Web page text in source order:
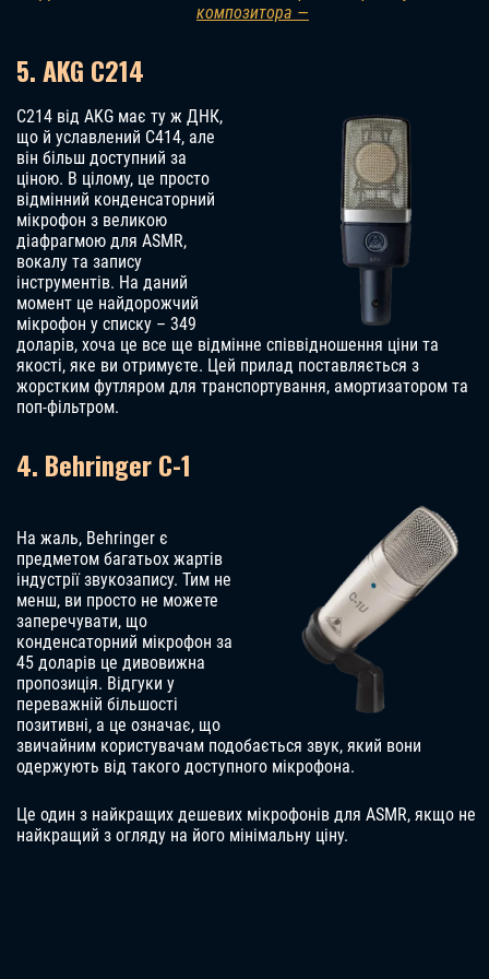
композитора —
5. AKG C214
C214 від AKG має ту ж ДНК,
що й уславлений C414, але
він більш доступний за
ціною. В цілому, це просто
відмінний конденсаторний
мікрофон з великою
діафрагмою для ASMR,
вокалу та запису
інструментів. На даний
момент це найдорожчий
мікрофон у списку – 349
доларів, хоча це все ще відмінне співвідношення ціни та
якості, яке ви отримуєте. Цей прилад поставляється з
жорстким футляром для транспортування, амортизатором та
поп-фільтром.
4. Behringer C-1
На жаль, Behringer є
предметом багатьох жартів
індустрії звукозапису. Тим не
менш, ви просто не можете
заперечувати, що
конденсаторний мікрофон за
45 доларів це дивовижна
пропозиція. Відгуки у
переважній більшості
позитивні, а це означає, що
звичайним користувачам подобається звук, який вони
одержують від такого доступного мікрофона.
Це один з найкращих дешевих мікрофонів для ASMR, якщо не
найкращий з огляду на його мінімальну ціну.